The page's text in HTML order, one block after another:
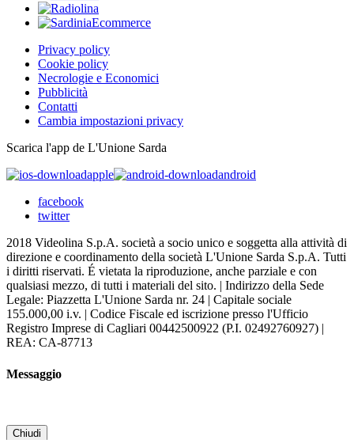
Privacy policy
Cookie policy
Necrologie e Economici
Pubblicità
Contatti
Cambia impostazioni privacy
Scarica l'app de L'Unione Sarda
apple
android
facebook
twitter
2018 Videolina S.p.A. società a socio unico e soggetta alla attività di
direzione e coordinamento della società L'Unione Sarda S.p.A. Tutti
i diritti riservati. É vietata la riproduzione, anche parziale e con
qualsiasi mezzo, di tutti i materiali del sito. | Indirizzo della Sede
Legale: Piazzetta L'Unione Sarda nr. 24 | Capitale sociale
155.000,00 i.v. | Codice Fiscale ed iscrizione presso l'Ufficio
Registro Imprese di Cagliari 00442500922 (P.I. 02492760927) |
REA: CA-87713
Messaggio
Chiudi